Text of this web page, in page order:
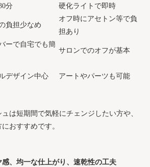
分 硬化ライトで即時
負担少なめ
オフ時にアセトン等で負
担あり
ーで自宅でも簡
サロンでのオフが基本
デザイン中心 アートやパーツも可能
は短期間で気軽にチェンジしたい方や、
おすすめです。
、均一な仕上がり、速乾性の工夫